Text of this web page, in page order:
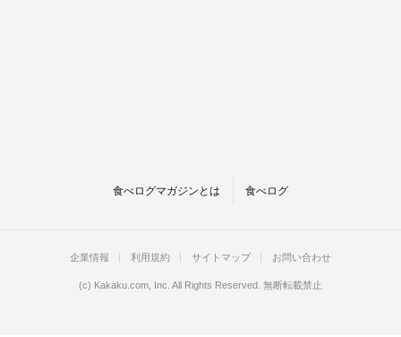
食べログマガジンとは 食べログ
企業情報 利用規約 サイトマップ お問い合わせ
(c) Kakaku.com, Inc. All Rights Reserved. 無断転載禁止